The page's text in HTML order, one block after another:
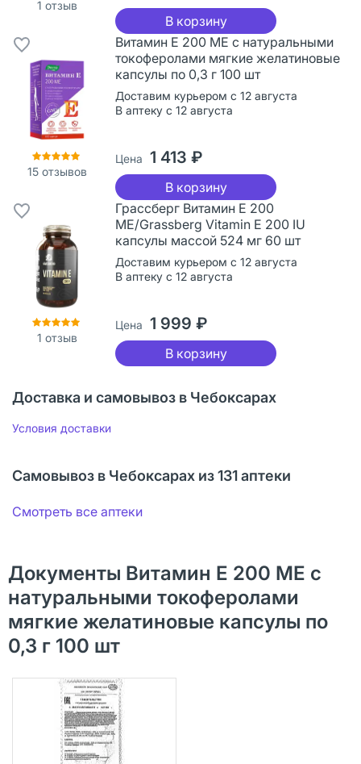
1 отзыв
В корзину
15 отзывов
Витамин Е 200 МЕ с натуральными
токоферолами мягкие желатиновые
капсулы по 0,3 г 100 шт
Доставим курьером с 12 августа
В аптеку с 12 августа
Цена 1 413 ₽
В корзину
1 отзыв
Грассберг Витамин Е 200
МЕ/Grassberg Vitamin E 200 IU
капсулы массой 524 мг 60 шт
Доставим курьером с 12 августа
В аптеку с 12 августа
Цена 1 999 ₽
В корзину
Доставка и самовывоз в Чебоксарах
Условия доставки
Самовывоз в Чебоксарах из 131 аптеки
Смотреть все аптеки
Документы Витамин Е 200 МЕ с
натуральными токоферолами
мягкие желатиновые капсулы по
0,3 г 100 шт